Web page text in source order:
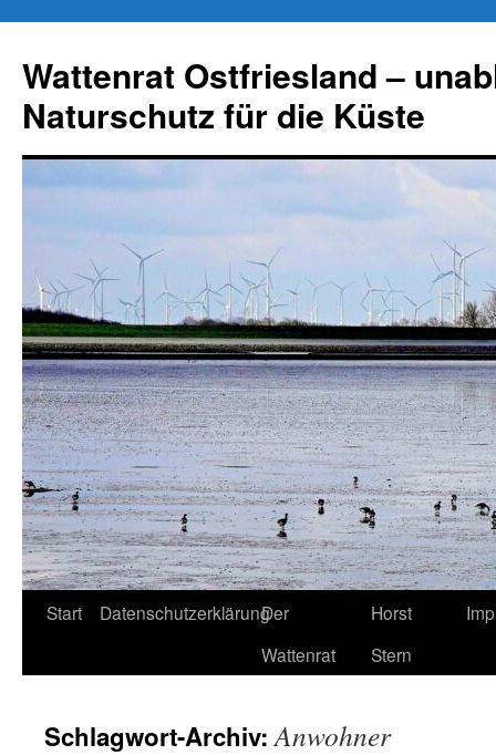
springen
Wattenrat Ostfriesland –
Naturschutz für die Küste
Start DatenschutzerklärungDer
Wattenrat
Horst
Stern
Schlagwort-Archiv:Anwohner